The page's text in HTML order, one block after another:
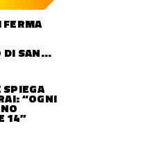
FERMA
DI SAN
“OGNI
14”